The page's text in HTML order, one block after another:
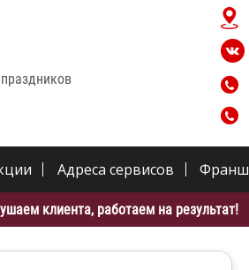
Адреса сервисов
клиента, работаем на результат!